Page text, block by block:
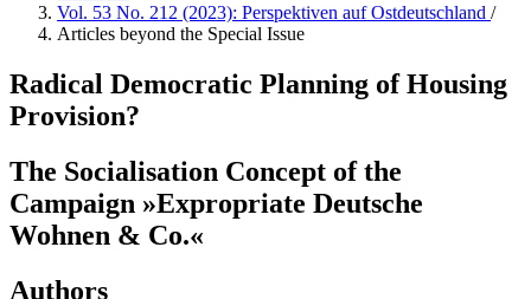
Vol. 53 No. 212 (2023): Perspektiven auf Ostdeutschland /
Articles beyond the Special Issue
Radical Democratic Planning of Housing
Provision?
The Socialisation Concept of the
Campaign »Expropriate Deutsche
Wohnen & Co.«
Authors